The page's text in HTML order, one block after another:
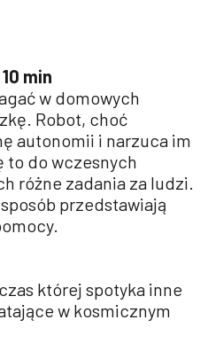
min
w domowych
Robot, choć
autonomii i narzuca im
to do wczesnych
różne zadania za ludzi.
przedstawiają
której spotyka inne
w kosmicznym